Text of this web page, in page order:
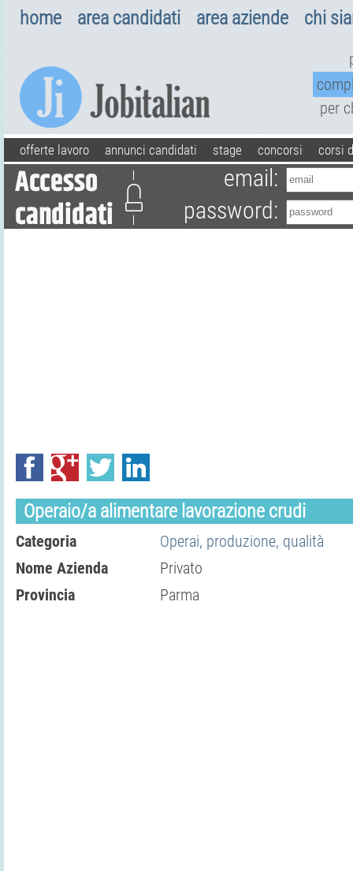
home area candidati area aziende chi
per
offerte lavoro annunci candidati stage concorsi corsi
email:
password:
Operaio/a alimentare lavorazione crudi
Categoria
Operai, produzione, qualità
Nome Azienda
Privato
Provincia
Parma